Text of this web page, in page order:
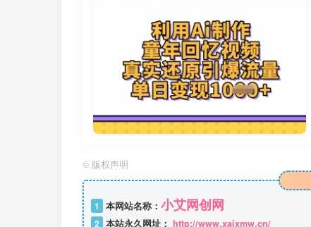
© 版权声明
1 本网站名称： 小艾网创网
2 本站永久网址： http://www.xaixmw.cn/